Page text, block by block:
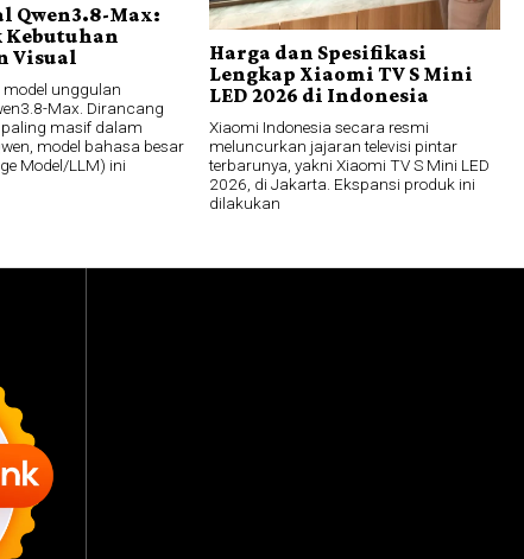
Qwen3.8-Max:
Kebutuhan
Visual
unggulan
Max. Dirancang
masif dalam
model bahasa besar
Model/LLM) ini
Harga dan Spesifikasi
Lengkap Xiaomi TV S Mini
LED 2026 di Indonesia
Xiaomi Indonesia secara resmi
meluncurkan jajaran televisi pintar
terbarunya, yakni Xiaomi TV S Mini LED
2026, di Jakarta. Ekspansi produk ini
dilakukan